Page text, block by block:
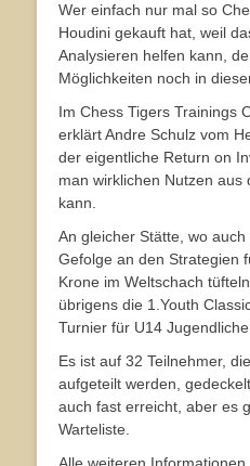
Wer einfach nur mal so
Houdini gekauft hat, weil
Analysieren helfen kann,
Möglichkeiten noch in
Im Chess Tigers Trainings
erklärt Andre Schulz vom
der eigentliche Return on
man wirklichen Nutzen aus
kann.
An gleicher Stätte, wo
Gefolge an den Strategien
Krone im Weltschach
übrigens die 1.Youth
Turnier für U14 Jugendliche.
Es ist auf 32 Teilnehmer,
aufgeteilt werden,
auch fast erreicht, aber es
Warteliste.